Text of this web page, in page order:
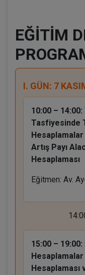
EĞİTİM
I. GÜN: 7
10:00 – 14:00:
Tasfiyesinde
Hesaplamalar
Artış Payı
Hesaplaması
Eğitmen: Av.
15:00 – 19:00:
Hesaplamalar
Hesaplaması